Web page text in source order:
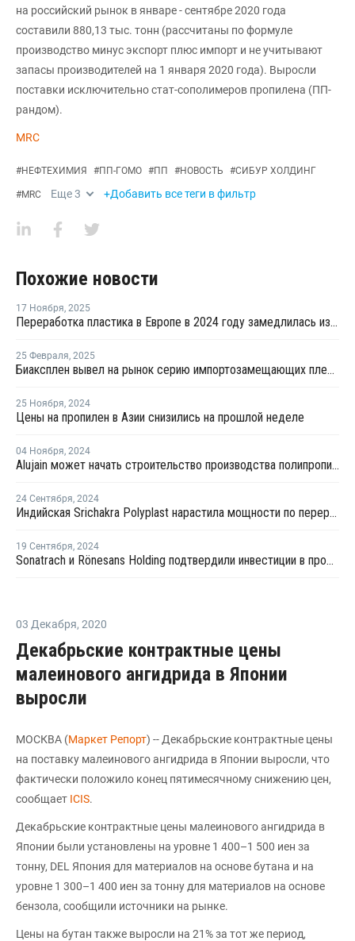
на российский рынок в январе - сентябре 2020 года
составили 880,13 тыс. тонн (рассчитаны по формуле
производство минус экспорт плюс импорт и не учитывают
запасы производителей на 1 января 2020 года). Выросли
поставки исключительно стат-сополимеров пропилена (ПП-
рандом).
MRC
#НЕФТЕХИМИЯ #ПП-ГОМО #ПП #НОВОСТЬ #СИБУР ХОЛДИНГ
#MRC Еще3 +Добавить все теги в фильтр
Похожие новости
17 Ноября, 2025
Переработка пластика в Европе в 2024 году замедлилась из-за роста импорта и слабого спроса
25 Февраля, 2025
Биаксплен вывел на рынок серию импортозамещающих пленок
25 Ноября, 2024
Цены на пропилен в Азии снизились на прошлой неделе
04 Ноября, 2024
Alujain может начать строительство производства полипропилена Yanbu до конца года
24 Сентября, 2024
Индийская Srichakra Polyplast нарастила мощности по переработке ПЭТ
19 Сентября, 2024
Sonatrach и Rönesans Holding подтвердили инвестиции в проект производства ПП в Турции
03 Декабря, 2020
Декабрьские контрактные цены
малеинового ангидрида в Японии
выросли
МОСКВА (Маркет Репорт) -- Декабрьские контрактные цены
на поставку малеинового ангидрида в Японии выросли, что
фактически положило конец пятимесячному снижению цен,
сообщает ICIS.
Декабрьские контрактные цены малеинового ангидрида в
Японии были установлены на уровне 1 400–1 500 иен за
тонну, DEL Япония для материалов на основе бутана и на
уровне 1 300–1 400 иен за тонну для материалов на основе
бензола, сообщили источники на рынке.
Цены на бутан также выросли на 21% за тот же период,